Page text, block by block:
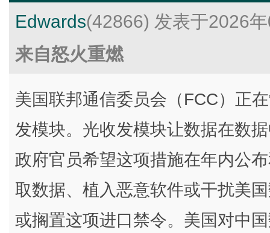
Edwards(42866) 发表于2026
来自怒火重燃
美国联邦通信委员会（FCC）正
发模块。光收发模块让数据在数
政府官员希望这项措施在年内公
取数据、植入恶意软件或干扰美
或搁置这项进口禁令。美国对中